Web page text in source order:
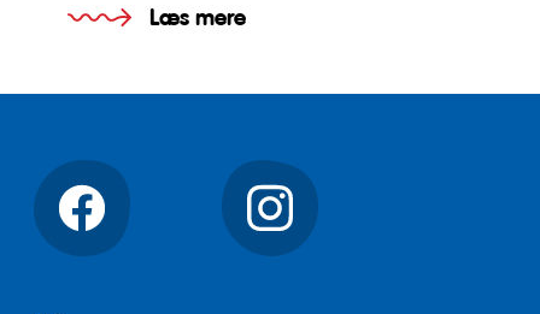
Læs mere
Facebook Instagram